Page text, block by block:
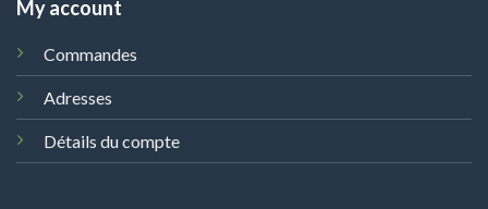
My account
Commandes
Adresses
Détails du compte